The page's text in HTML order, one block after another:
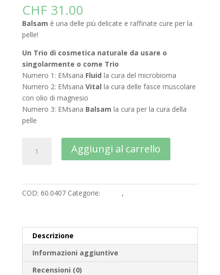
CHF31.00
Balsam è una delle più delicate e raffinate cure per la
pelle!
Un Trio di cosmetica naturale da usare o
singolarmente o come Trio
Numero 1: EMsana Fluid la cura del microbioma
Numero 2: EMsana Vital la cura delle fasce muscolare
con olio di magnesio
Numero 3: EMsana Balsam la cura per la cura della
pelle
Balsam
quantità
Aggiungi al carrello
v
COD: 60.0407 Categorie: ,
Descrizione
Informazioni aggiuntive
Recensioni (0)